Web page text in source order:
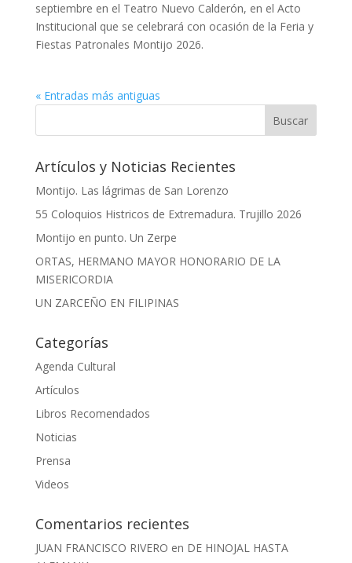
septiembre en el Teatro Nuevo Calderón, en el Acto
Institucional que se celebrará con ocasión de la Feria y
Fiestas Patronales Montijo 2026.
« Entradas más antiguas
Artículos y Noticias Recientes
Montijo. Las lágrimas de San Lorenzo
55 Coloquios Histricos de Extremadura. Trujillo 2026
Montijo en punto. Un Zerpe
ORTAS, HERMANO MAYOR HONORARIO DE LA
MISERICORDIA
UN ZARCEÑO EN FILIPINAS
Categorías
Agenda Cultural
Artículos
Libros Recomendados
Noticias
Prensa
Videos
Comentarios recientes
JUAN FRANCISCO RIVERO en DE HINOJAL HASTA